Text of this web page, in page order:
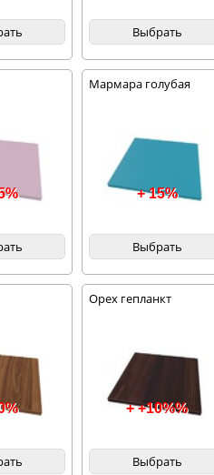
Выбрать
Мармара голубая
+ 15%
Выбрать
Орех гепланкт
+ +10%%
Выбрать